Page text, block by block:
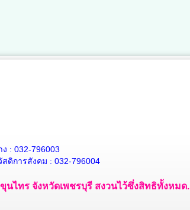
ง : 032-796003
สดิการสังคม : 032-796004
นไทร จังหวัดเพชรบุรี สงวนไว้ซึ่งสิทธิทั้งหมด.